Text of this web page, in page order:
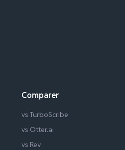
Comparer
vs TurboScribe
vs Otter.ai
vs Rev